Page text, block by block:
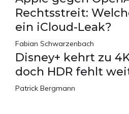
Rechtsstreit:
ein iCloud-Leak?
Fabian Schwarzenbach
Disney+ kehrt zu
doch HDR fehlt
Patrick Bergmann